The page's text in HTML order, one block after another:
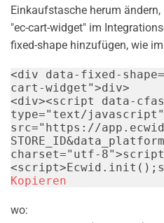
Einkaufstasche herum
"ec-cart-widget" im
fixed-shape hinzufügen, wie
<div data-fixed-shape=
cart-widget ">div>
<div><script data-
type=" text/javascript "
src=" https://
charset=" utf-8">script
<script>Ecwid . init ( ) ;
Kopieren
wo: